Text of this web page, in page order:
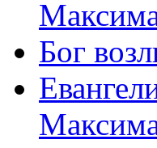
Бог